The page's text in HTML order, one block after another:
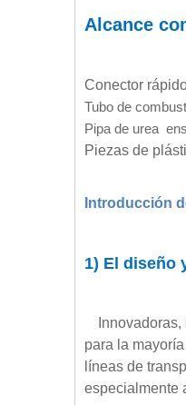
Alcance
Conector
Tubo de
Pipa de urea
Piezas de
Introducción
1) El diseño
para la
líneas de
especialmente